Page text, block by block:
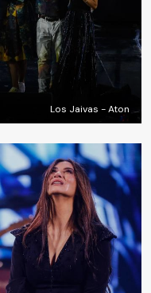
Los Jaivas - Aton